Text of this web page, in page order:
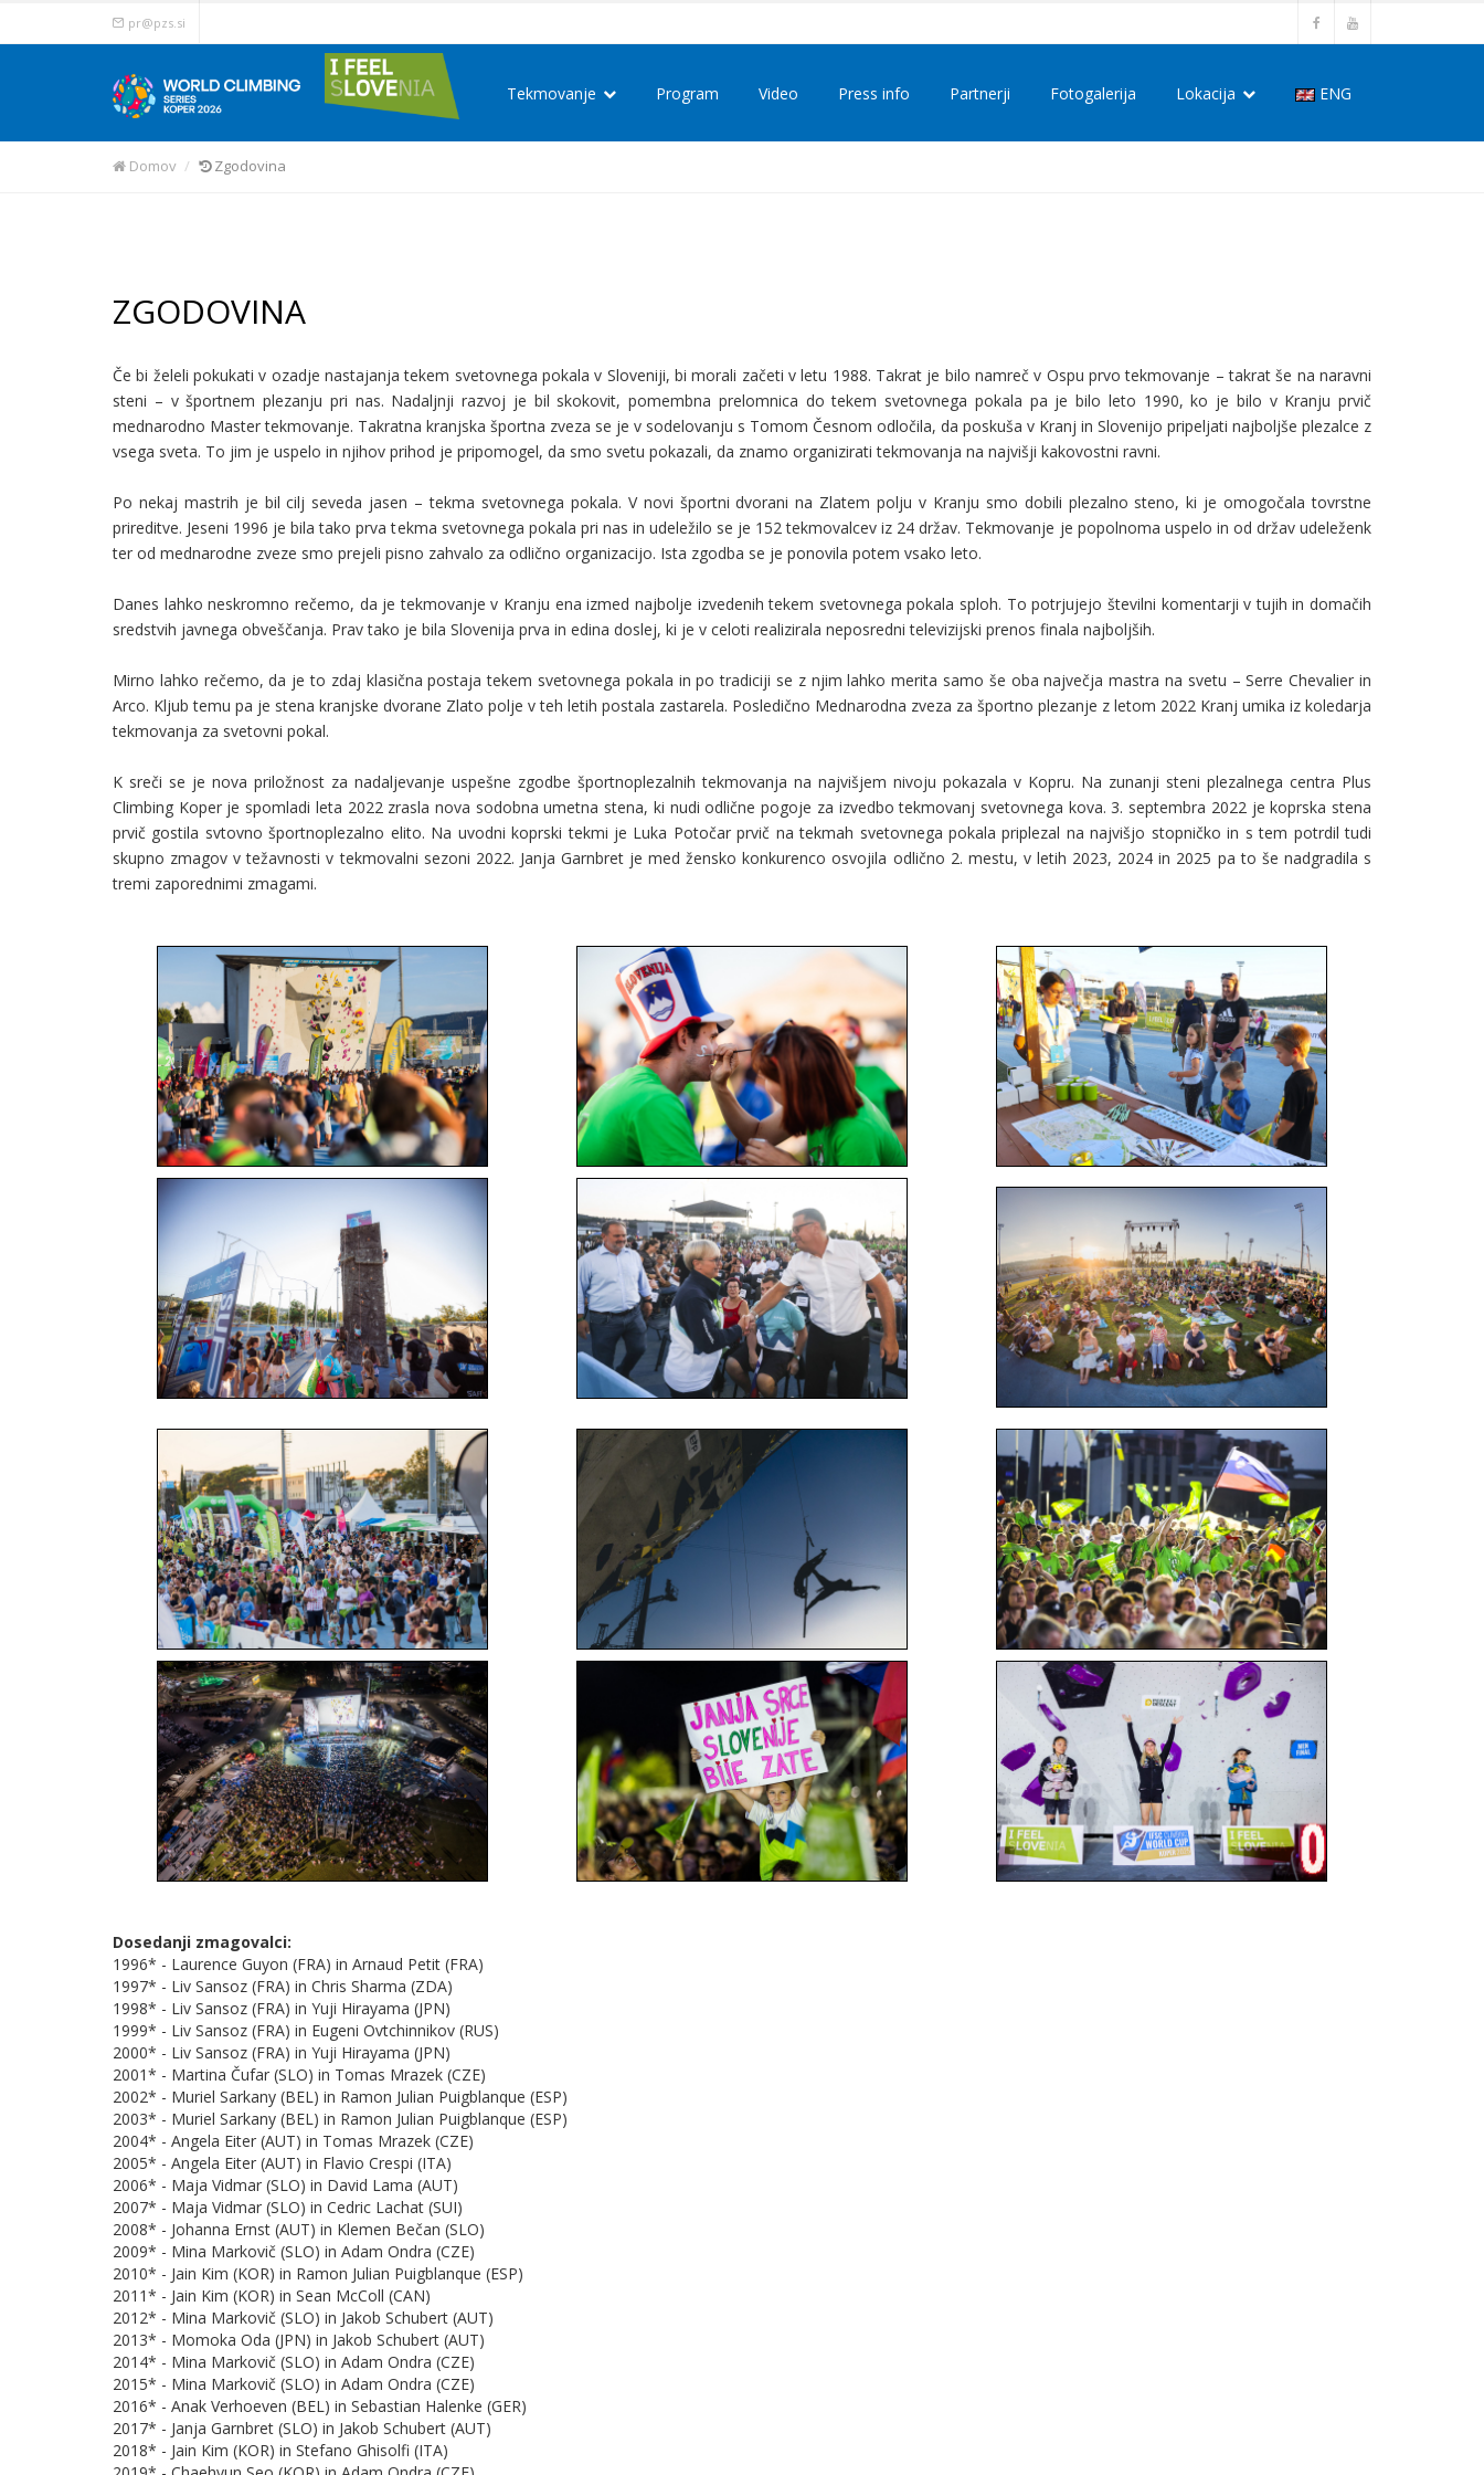
pr@pzs.si
Tekmovanje Program Video Press info Partnerji Fotogalerija Lokacija ENG
Domov Zgodovina
ZGODOVINA
Če bi želeli pokukati v ozadje nastajanja tekem svetovnega pokala v Sloveniji, bi morali začeti v letu 1988. Takrat je bilo namreč v Ospu prvo tekmovanje – takrat še na naravni
steni – v športnem plezanju pri nas. Nadaljnji razvoj je bil skokovit, pomembna prelomnica do tekem svetovnega pokala pa je bilo leto 1990, ko je bilo v Kranju prvič
mednarodno Master tekmovanje. Takratna kranjska športna zveza se je v sodelovanju s Tomom Česnom odločila, da poskuša v Kranj in Slovenijo pripeljati najboljše plezalce z
vsega sveta. To jim je uspelo in njihov prihod je pripomogel, da smo svetu pokazali, da znamo organizirati tekmovanja na najvišji kakovostni ravni.
Po nekaj mastrih je bil cilj seveda jasen – tekma svetovnega pokala. V novi športni dvorani na Zlatem polju v Kranju smo dobili plezalno steno, ki je omogočala tovrstne
prireditve. Jeseni 1996 je bila tako prva tekma svetovnega pokala pri nas in udeležilo se je 152 tekmovalcev iz 24 držav. Tekmovanje je popolnoma uspelo in od držav udeleženk
ter od mednarodne zveze smo prejeli pisno zahvalo za odlično organizacijo. Ista zgodba se je ponovila potem vsako leto.
Danes lahko neskromno rečemo, da je tekmovanje v Kranju ena izmed najbolje izvedenih tekem svetovnega pokala sploh. To potrjujejo številni komentarji v tujih in domačih
sredstvih javnega obveščanja. Prav tako je bila Slovenija prva in edina doslej, ki je v celoti realizirala neposredni televizijski prenos finala najboljših.
Mirno lahko rečemo, da je to zdaj klasična postaja tekem svetovnega pokala in po tradiciji se z njim lahko merita samo še oba največja mastra na svetu – Serre Chevalier in
Arco. Kljub temu pa je stena kranjske dvorane Zlato polje v teh letih postala zastarela. Posledično Mednarodna zveza za športno plezanje z letom 2022 Kranj umika iz koledarja
tekmovanja za svetovni pokal.
K sreči se je nova priložnost za nadaljevanje uspešne zgodbe športnoplezalnih tekmovanja na najvišjem nivoju pokazala v Kopru. Na zunanji steni plezalnega centra Plus
Climbing Koper je spomladi leta 2022 zrasla nova sodobna umetna stena, ki nudi odlične pogoje za izvedbo tekmovanj svetovnega kova. 3. septembra 2022 je koprska stena
prvič gostila svtovno športnoplezalno elito. Na uvodni koprski tekmi je Luka Potočar prvič na tekmah svetovnega pokala priplezal na najvišjo stopničko in s tem potrdil tudi
skupno zmagov v težavnosti v tekmovalni sezoni 2022. Janja Garnbret je med žensko konkurenco osvojila odlično 2. mestu, v letih 2023, 2024 in 2025 pa to še nadgradila s
tremi zaporednimi zmagami.
Dosedanji zmagovalci:
1996* - Laurence Guyon (FRA) in Arnaud Petit (FRA)
1997* - Liv Sansoz (FRA) in Chris Sharma (ZDA)
1998* - Liv Sansoz (FRA) in Yuji Hirayama (JPN)
1999* - Liv Sansoz (FRA) in Eugeni Ovtchinnikov (RUS)
2000* - Liv Sansoz (FRA) in Yuji Hirayama (JPN)
2001* - Martina Čufar (SLO) in Tomas Mrazek (CZE)
2002* - Muriel Sarkany (BEL) in Ramon Julian Puigblanque (ESP)
2003* - Muriel Sarkany (BEL) in Ramon Julian Puigblanque (ESP)
2004* - Angela Eiter (AUT) in Tomas Mrazek (CZE)
2005* - Angela Eiter (AUT) in Flavio Crespi (ITA)
2006* - Maja Vidmar (SLO) in David Lama (AUT)
2007* - Maja Vidmar (SLO) in Cedric Lachat (SUI)
2008* - Johanna Ernst (AUT) in Klemen Bečan (SLO)
2009* - Mina Markovič (SLO) in Adam Ondra (CZE)
2010* - Jain Kim (KOR) in Ramon Julian Puigblanque (ESP)
2011* - Jain Kim (KOR) in Sean McColl (CAN)
2012* - Mina Markovič (SLO) in Jakob Schubert (AUT)
2013* - Momoka Oda (JPN) in Jakob Schubert (AUT)
2014* - Mina Markovič (SLO) in Adam Ondra (CZE)
2015* - Mina Markovič (SLO) in Adam Ondra (CZE)
2016* - Anak Verhoeven (BEL) in Sebastian Halenke (GER)
2017* - Janja Garnbret (SLO) in Jakob Schubert (AUT)
2018* - Jain Kim (KOR) in Stefano Ghisolfi (ITA)